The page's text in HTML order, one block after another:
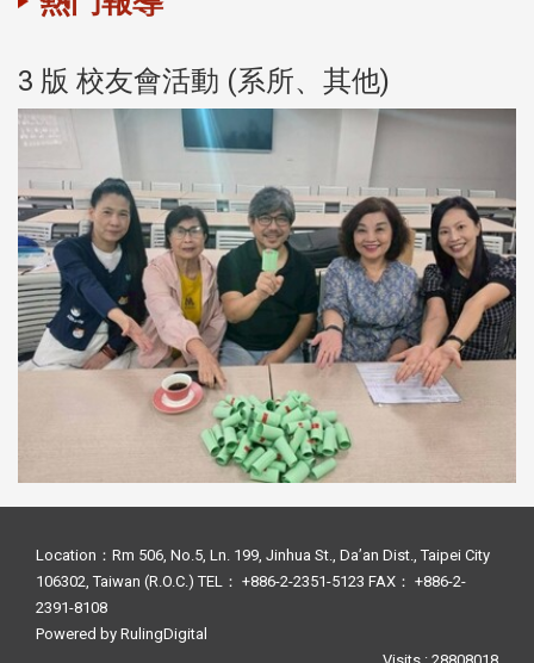
3 版 校友會活動 (系所、其他)
Location：Rm 506, No.5, Ln. 199, Jinhua St., Da’an Dist., Taipei City
106302, Taiwan (R.O.C.) TEL： +886-2-2351-5123 FAX： +886-2-
2391-8108
Powered by RulingDigital